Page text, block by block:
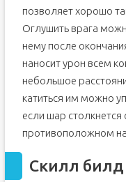
позволяет хорошо
Оглушить врага
нему после
наносит урон всем
небольшое
катиться им можно
если шар столкнется
противоположном
Скилл билд